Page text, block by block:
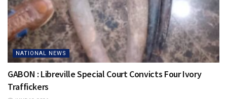
NATIONAL NEWS
GABON : Libreville Special Court Convicts Four Ivory
Traffickers